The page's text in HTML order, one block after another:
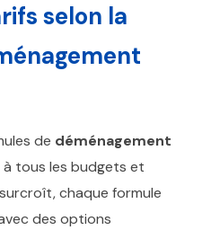
selon la
de déménagement
tous les budgets et
chaque formule
des options